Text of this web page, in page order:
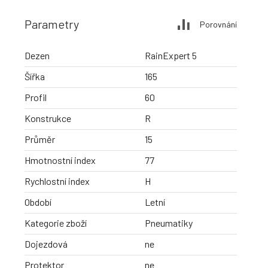
Parametry Porovnání
Dezen
RainExpert 5
Šířka
165
Profil
60
Konstrukce
R
Průměr
15
Hmotnostní index
77
Rychlostní index
H
Období
Letní
Kategorie zboží
Pneumatiky
Dojezdová
ne
Protektor
ne